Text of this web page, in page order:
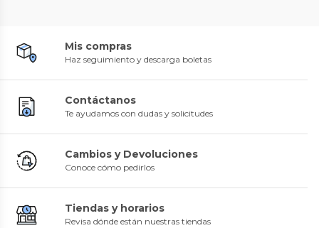
Mis compras
Haz seguimiento y descarga boletas
Contáctanos
Te ayudamos con dudas y solicitudes
Cambios y Devoluciones
Conoce cómo pedirlos
Tiendas y horarios
Revisa dónde están nuestras tiendas